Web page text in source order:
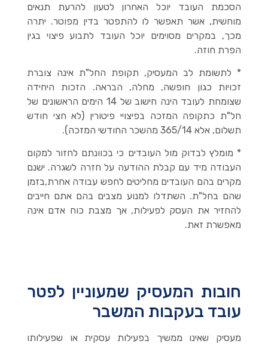
הסכמת העובד יוכל האחרון לטעון להרעת תנאים
מוחשית, אשר תאפשר לו להתפטר בדין מפוטר. יתרה
מכך, במקרים מסוימים יוכל העובד לתבוע פיצוי בגין
הפרת חוזה.
* לתשומת לב המעסיק, תקופת החל"ת אינה צוברת
זכויות כגון חופשה, מחלה, הבראה. הזכות היחידה
שצומחת לעובד הינה חישוב של 14 הימים הראשונים של
חל"ת כתקופה המזכה בפיצויי פיטורין (לא חצי חודש
תשלום, אלא 365/14 מהשכר החודשי המזכה).
* מומלץ לבדוק מול העובדים כי בכוונתם לחזור למקום
העבודה מיד עם קבלת ההודעה על חזרה לשגרה. ישנם
מקרים בהם העובדים מחליטים לחפש עבודה אחרת,בזמן
שהם בחל"ת. השתדלו למנוע מצבים בהם אתם חייבים
להחזיר את העסק לפעילות, אך מצבת כוח אדם אינה
מאפשרת זאת.
חובות המעסיק שמעוניין לפטר
עובד בעקבות המשבר
מעסיק שאינו ממשיך בפעילות עסקית או שפעילותו